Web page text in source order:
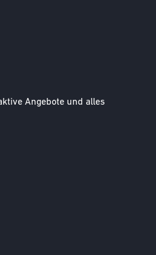
Angebote und alles